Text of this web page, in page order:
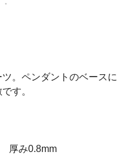
。ペンダントのベースに
す。
厚み0.8mm